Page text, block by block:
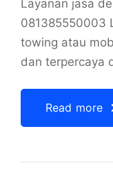
Layanan jasa
081385550003
towing atau
dan terpercaya
Read more